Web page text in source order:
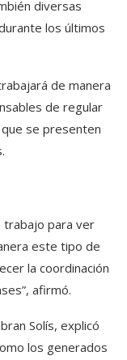
diversas
los últimos
de manera
de regular
se presenten
trabajo para ver
este tipo de
la coordinación
afirmó.
Solís, explicó
los generados